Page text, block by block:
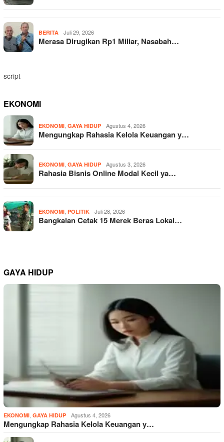
BERITA Juli 29, 2026
Merasa Dirugikan Rp1 Miliar, Nasabah…
script
EKONOMI
EKONOMI GAYA HIDUP Agustus 4, 2026
Mengungkap Rahasia Kelola Keuangan y…
EKONOMI GAYA HIDUP Agustus 3, 2026
Rahasia Bisnis Online Modal Kecil ya…
EKONOMI POLITIK Juli 28, 2026
Bangkalan Cetak 15 Merek Beras Lokal…
GAYA HIDUP
EKONOMI GAYA HIDUP Agustus 4, 2026
Mengungkap Rahasia Kelola Keuangan y…